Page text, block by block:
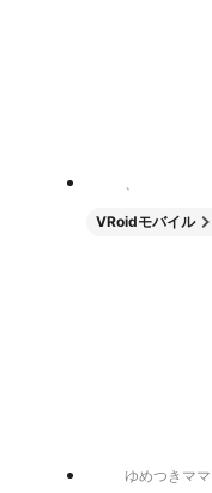
、
VRoidモバイル
ゆめつきママ